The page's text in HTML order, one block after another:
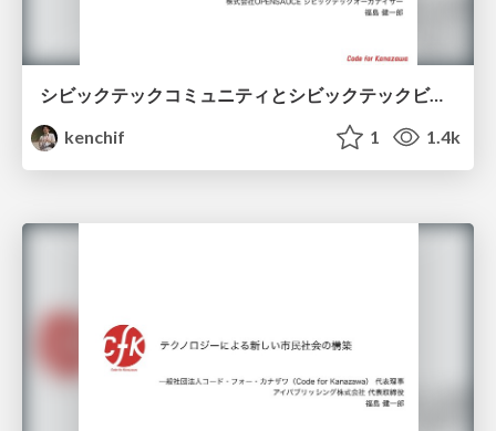
シビックテックコミュニティとシビックテックビジネス - CIVIC TECH FORUM 2018発表資料 -
kenchif
1 1.4k